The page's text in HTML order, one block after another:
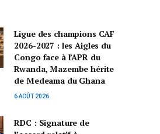
Ligue des champions CAF
2026-2027 : les Aigles du
Congo face à l’APR du
Rwanda, Mazembe hérite
de Medeama du Ghana
6 AOÛT 2026
RDC : Signature de